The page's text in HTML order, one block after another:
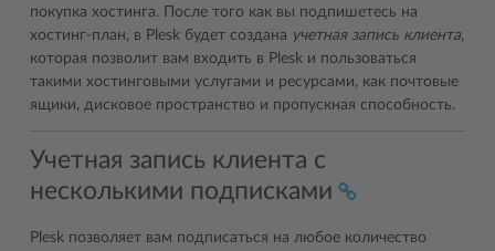
покупка хостинга. После того как вы подпишетесь на
хостинг-план, в Plesk будет создана учетная запись клиента,
которая позволит вам входить в Plesk и пользоваться
такими хостинговыми услугами и ресурсами, как почтовые
ящики, дисковое пространство и пропускная способность.
Учетная запись клиента с
несколькими подписками
Plesk позволяет вам подписаться на любое количество